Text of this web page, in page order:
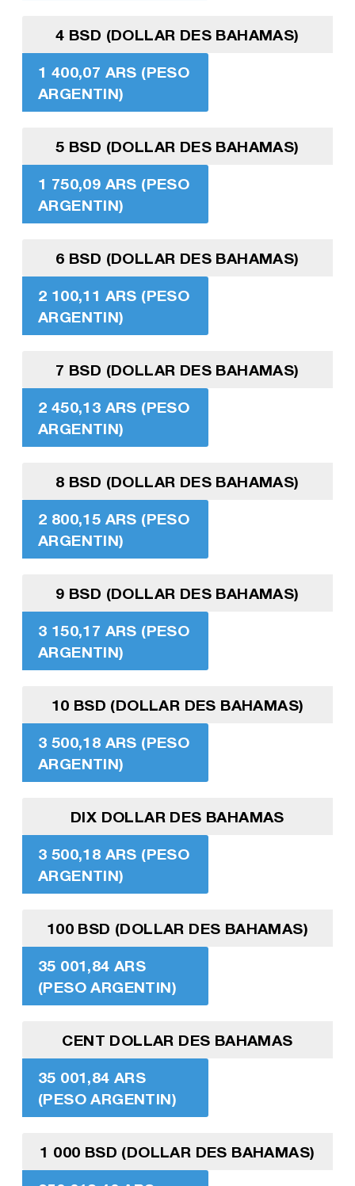
4 BSD (DOLLAR DES BAHAMAS)
1 400,07 ARS (PESO
ARGENTIN)
5 BSD (DOLLAR DES BAHAMAS)
1 750,09 ARS (PESO
ARGENTIN)
6 BSD (DOLLAR DES BAHAMAS)
2 100,11 ARS (PESO
ARGENTIN)
7 BSD (DOLLAR DES BAHAMAS)
2 450,13 ARS (PESO
ARGENTIN)
8 BSD (DOLLAR DES BAHAMAS)
2 800,15 ARS (PESO
ARGENTIN)
9 BSD (DOLLAR DES BAHAMAS)
3 150,17 ARS (PESO
ARGENTIN)
10 BSD (DOLLAR DES BAHAMAS)
3 500,18 ARS (PESO
ARGENTIN)
DIX DOLLAR DES BAHAMAS
3 500,18 ARS (PESO
ARGENTIN)
100 BSD (DOLLAR DES BAHAMAS)
35 001,84 ARS
(PESO ARGENTIN)
CENT DOLLAR DES BAHAMAS
35 001,84 ARS
(PESO ARGENTIN)
1 000 BSD (DOLLAR DES BAHAMAS)